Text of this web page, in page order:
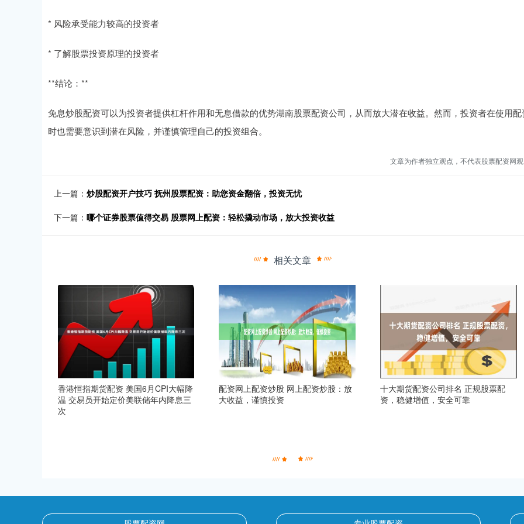
* 风险承受能力较高的投资者
* 了解股票投资原理的投资者
**结论：**
免息炒股配资可以为投资者提供杠杆作用和无息借款的优势湖南股票配资公司，从而放大潜在收益。然而，投资者在使用配
时也需要意识到潜在风险，并谨慎管理自己的投资组合。
文章为作者独立观点，不代表股票配资网
上一篇： 炒股配资开户技巧 抚州股票配资：助您资金翻倍，投资无忧
下一篇： 哪个证券股票值得交易 股票网上配资：轻松撬动市场，放大投资收益
相关文章
香港恒指期货配资 美国6月CPI大幅降
温 交易员开始定价美联储年内降息三
次
配资网上配资炒股 网上配资炒股：放
大收益，谨慎投资
十大期货配资公司排名 正规股票配
资，稳健增值，安全可靠